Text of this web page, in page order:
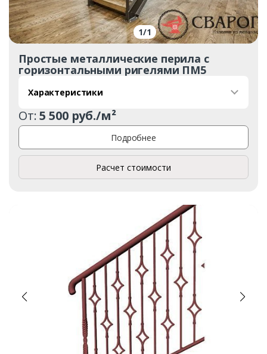
1/1
Простые металлические перила с
горизонтальными ригелями ПМ5
Характеристики
От:5 500 руб./м²
Подробнее
Расчет стоимости